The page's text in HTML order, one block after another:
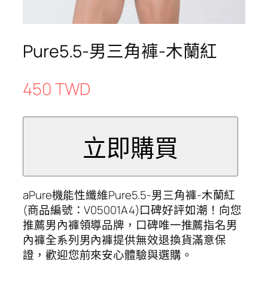
Pure5.5-男三角褲-木蘭紅
450 TWD
aPure機能性纖維Pure5.5-男三角褲-木蘭紅
(商品編號：V05001A4)口碑好評如潮！向您
推薦男內褲領導品牌，口碑唯一推薦指名男
內褲全系列男內褲提供無效退換貨滿意保
證，歡迎您前來安心體驗與選購。